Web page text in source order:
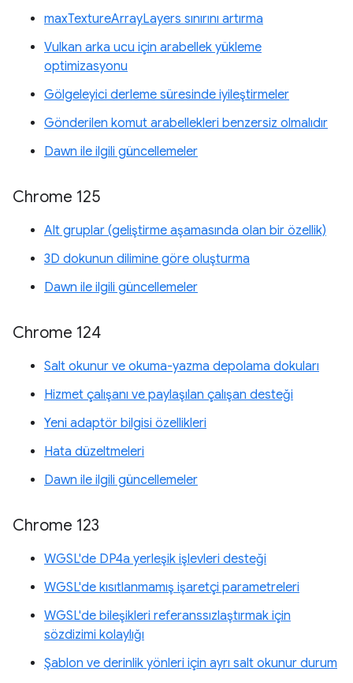
maxTextureArrayLayers sınırını artırma
Vulkan arka ucu için arabellek yükleme
optimizasyonu
Gölgeleyici derleme süresinde iyileştirmeler
Gönderilen komut arabellekleri benzersiz olmalıdır
Dawn ile ilgili güncellemeler
Chrome 125
Alt gruplar (geliştirme aşamasında olan bir özellik)
3D dokunun dilimine göre oluşturma
Dawn ile ilgili güncellemeler
Chrome 124
Salt okunur ve okuma-yazma depolama dokuları
Hizmet çalışanı ve paylaşılan çalışan desteği
Yeni adaptör bilgisi özellikleri
Hata düzeltmeleri
Dawn ile ilgili güncellemeler
Chrome 123
WGSL'de DP4a yerleşik işlevleri desteği
WGSL'de kısıtlanmamış işaretçi parametreleri
WGSL'de bileşikleri referanssızlaştırmak için
sözdizimi kolaylığı
Şablon ve derinlik yönleri için ayrı salt okunur durum